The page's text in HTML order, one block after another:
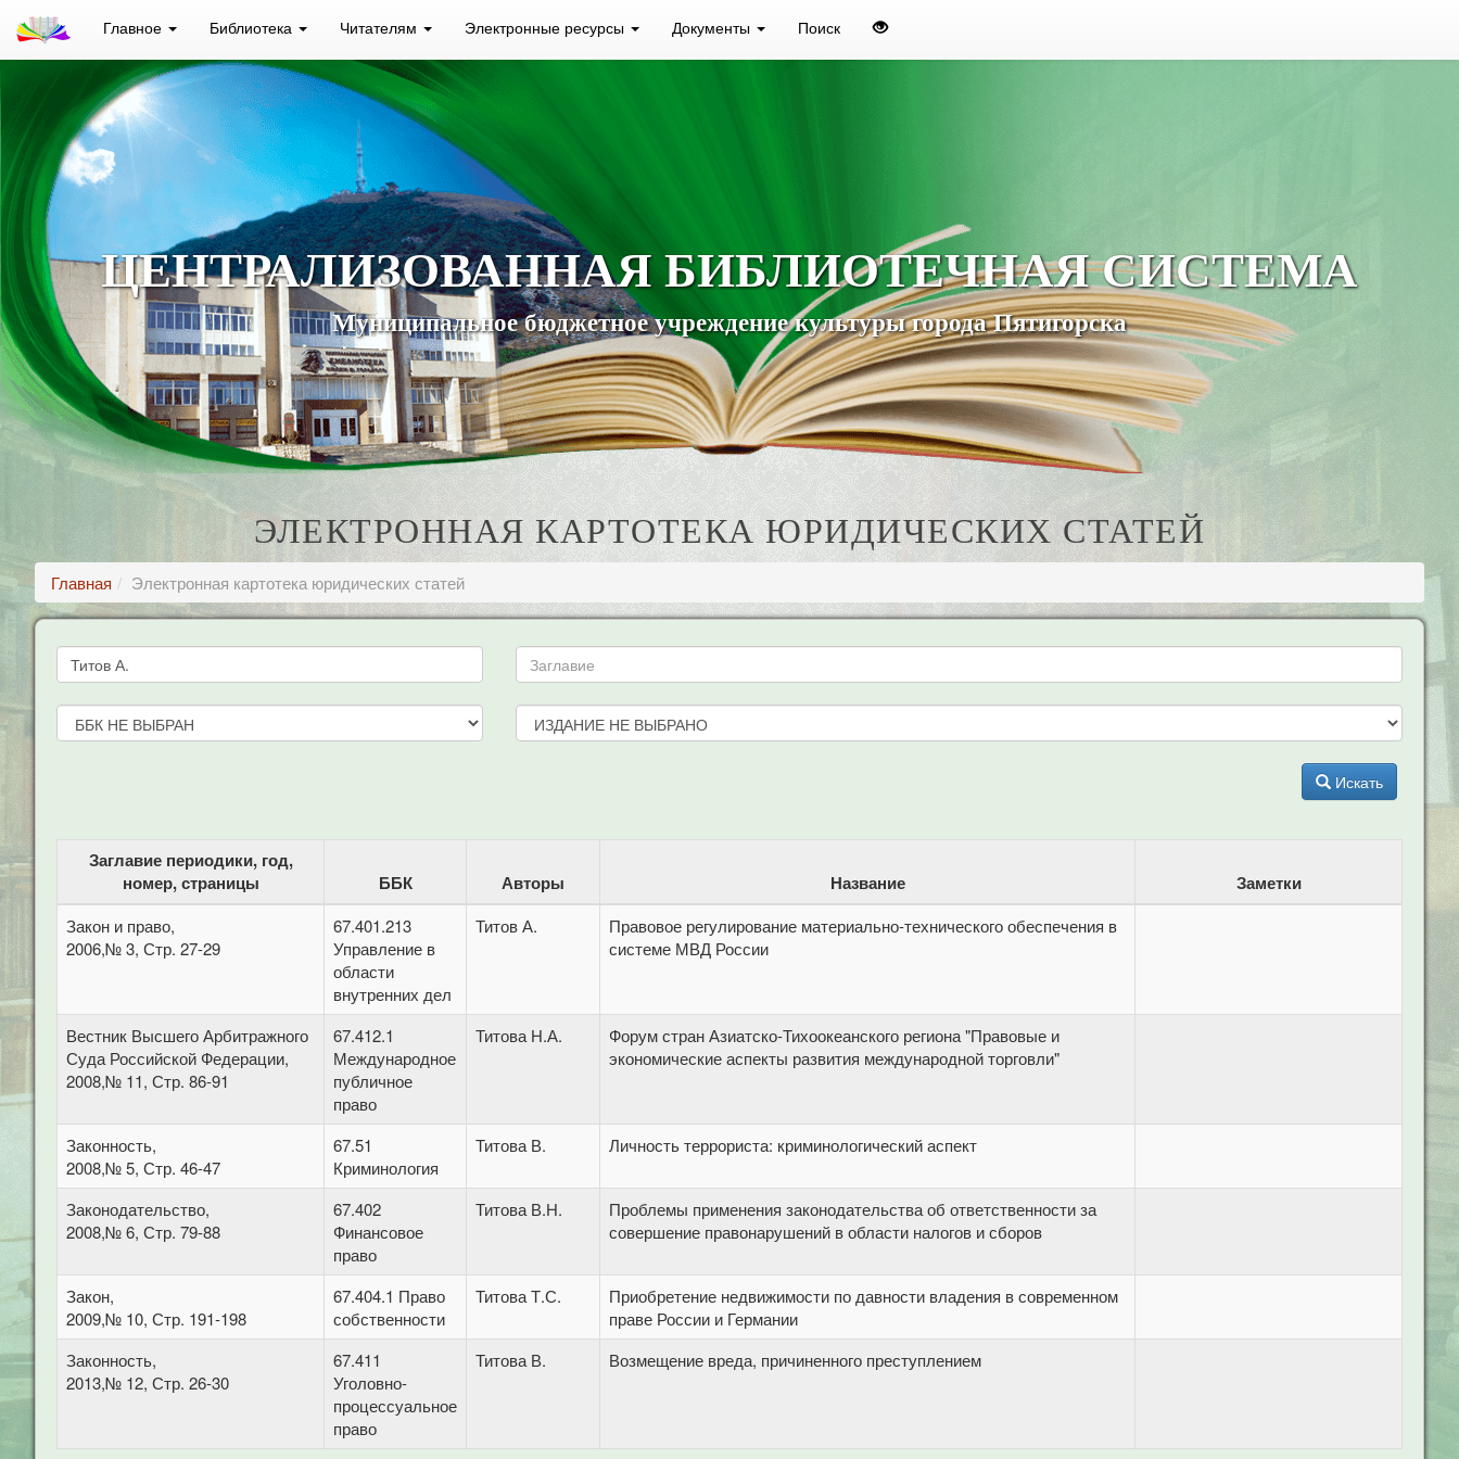
Главное Библиотека Читателям Электронные ресурсы Документы Поиск
ЦЕНТРАЛИЗОВАННАЯ БИБЛИОТЕЧНАЯ СИСТЕМА
Муниципальное бюджетное учреждение культуры города Пятигорска
ЭЛЕКТРОННАЯ КАРТОТЕКА ЮРИДИЧЕСКИХ СТАТЕЙ
Главная Электронная картотека юридических статей
Искать
Заглавие периодики, год,
номер, страницы
ББК Авторы Название Заметки
Закон и право,
2006,№ 3, Стр. 27-29
67.401.213
Управление в
области
внутренних дел
Титов А.
Правовое регулирование материально-технического обеспечения в
системе МВД России
Вестник Высшего Арбитражного
Суда Российской Федерации,
2008,№ 11, Стр. 86-91
67.412.1
Международное
публичное
право
Титова Н.А.
Форум стран Азиатско-Тихоокеанского региона "Правовые и
экономические аспекты развития международной торговли"
Законность,
2008,№ 5, Стр. 46-47
67.51
Криминология
Титова В. Личность террориста: криминологический аспект
Законодательство,
2008,№ 6, Стр. 79-88
67.402
Финансовое
право
Титова В.Н.
Проблемы применения законодательства об ответственности за
совершение правонарушений в области налогов и сборов
Закон,
2009,№ 10, Стр. 191-198
67.404.1 Право
собственности
Титова Т.С.
Приобретение недвижимости по давности владения в современном
праве России и Германии
Законность,
2013,№ 12, Стр. 26-30
67.411
Уголовно-
процессуальное
право
Титова В. Возмещение вреда, причиненного преступлением